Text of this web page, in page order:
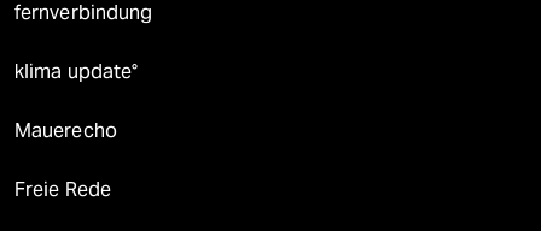
fernverbindung
klima update°
Mauerecho
Freie Rede